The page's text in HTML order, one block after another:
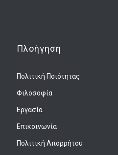
Πλοήγηση
Πολιτική Ποιότητας
Φιλοσοφία
Εργασία
Επικοινωνία
Πολιτική Απορρήτου